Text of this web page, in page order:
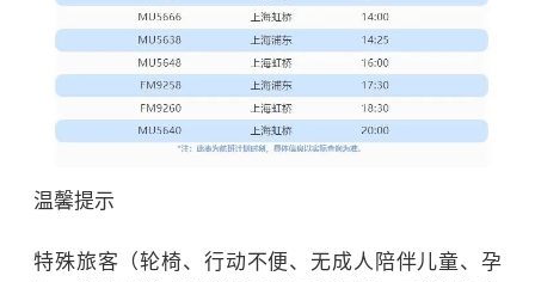
温馨提示
特殊旅客（轮椅、行动不便、无成人陪伴儿童、孕